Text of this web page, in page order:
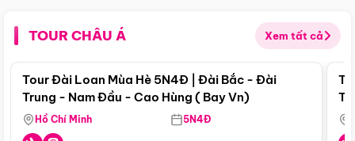
TOUR CHÂU Á Xem tất cả
Điểm nổi bật
Tour Đài Loan Mùa Hè 5N4Đ | Đài Bắc - Đài
Trung - Nam Đầu - Cao Hùng ( Bay Vn)
Hồ Chí Minh 5N4Đ